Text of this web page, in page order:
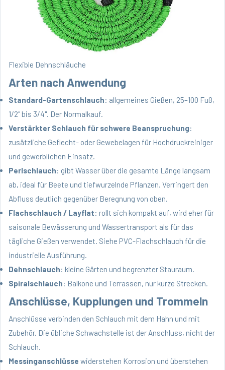
Flexible Dehnschläuche
Arten nach Anwendung
Standard-Gartenschlauch: allgemeines Gießen, 25–100 Fuß,
1/2" bis 3/4". Der Normalkauf.
Verstärkter Schlauch für schwere Beanspruchung:
zusätzliche Geflecht- oder Gewebelagen für Hochdruckreiniger
und gewerblichen Einsatz.
Perlschlauch: gibt Wasser über die gesamte Länge langsam
ab, ideal für Beete und tiefwurzelnde Pflanzen. Verringert den
Abfluss deutlich gegenüber Beregnung von oben.
Flachschlauch / Layflat: rollt sich kompakt auf, wird eher für
saisonale Bewässerung und Wassertransport als für das
tägliche Gießen verwendet. Siehe PVC-Flachschlauch für die
industrielle Ausführung.
Dehnschlauch: kleine Gärten und begrenzter Stauraum.
Spiralschlauch: Balkone und Terrassen, nur kurze Strecken.
Anschlüsse, Kupplungen und Trommeln
Anschlüsse verbinden den Schlauch mit dem Hahn und mit
Zubehör. Die übliche Schwachstelle ist der Anschluss, nicht der
Schlauch.
Messinganschlüsse widerstehen Korrosion und überstehen